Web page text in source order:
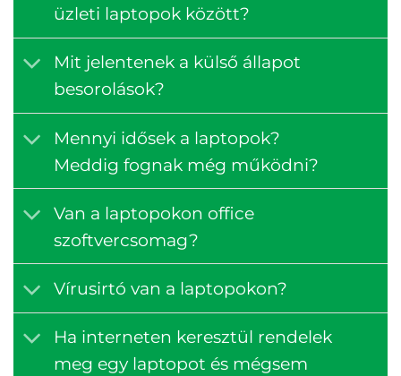
üzleti laptopok között?
Mit jelentenek a külső állapot
besorolások?
Mennyi idősek a laptopok?
Meddig fognak még működni?
Van a laptopokon office
szoftvercsomag?
Vírusirtó van a laptopokon?
Ha interneten keresztül rendelek
meg egy laptopot és mégsem